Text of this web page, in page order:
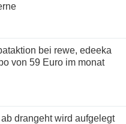
von 59 Euro im monat
ab drangeht wird aufgelegt